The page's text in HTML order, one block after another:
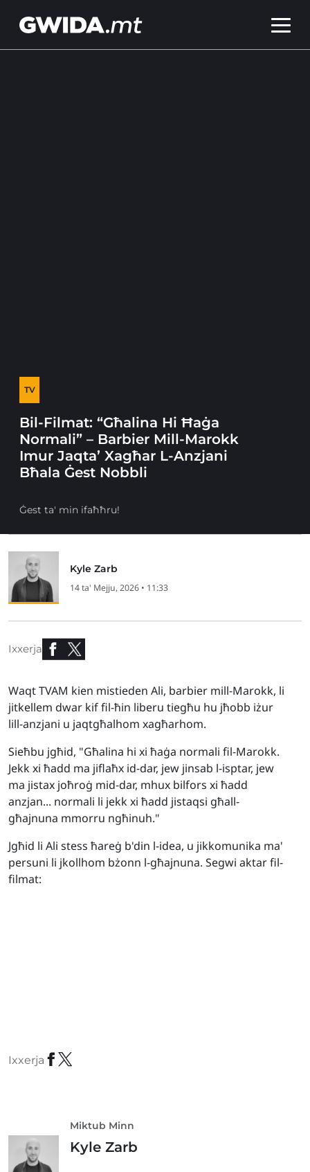
TV
Bil-Filmat: “Għalina Hi Ħaġa
Normali” – Barbier Mill-Marokk
Imur Jaqta’ Xagħar L-Anzjani
Bħala Ġest Nobbli
Ġest ta' min ifaħħru!
Kyle Zarb
14 ta' Mejju, 2026 • 11:33
Ixxerja
Waqt TVAM kien mistieden Ali, barbier mill-Marokk, li
jitkellem dwar kif fil-ħin liberu tiegħu hu jħobb iżur
lill-anzjani u jaqtgħalhom xagħarhom.
Sieħbu jgħid, "Għalina hi xi ħaġa normali fil-Marokk.
Jekk xi ħadd ma jiflaħx id-dar, jew jinsab l-isptar, jew
ma jistax joħroġ mid-dar, mhux bilfors xi ħadd
anzjan... normali li jekk xi ħadd jistaqsi għall-
għajnuna mmorru ngħinuh."
Jgħid li Ali stess ħareġ b'din l-idea, u jikkomunika ma'
persuni li jkollhom bżonn l-għajnuna. Segwi aktar fil-
filmat:
Ixxerja
Miktub Minn
Kyle Zarb